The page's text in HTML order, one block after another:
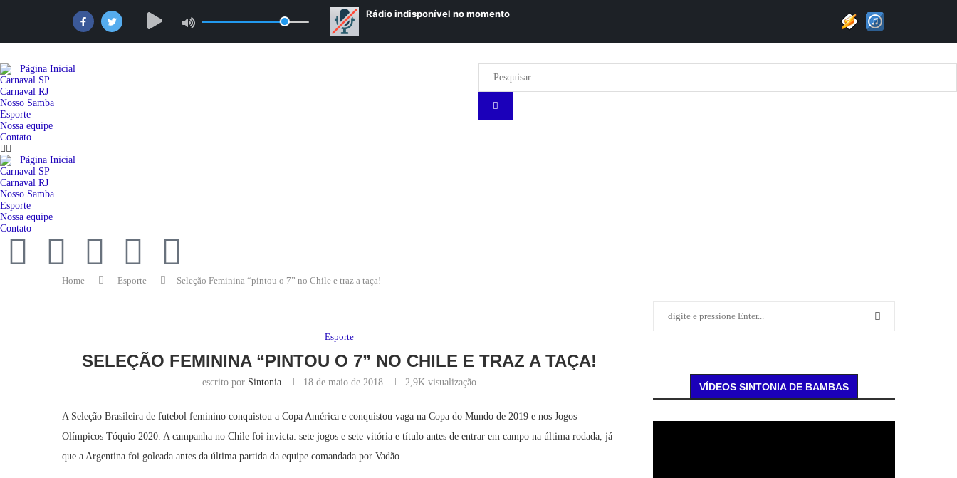
Página Inicial
Carnaval SP
Carnaval RJ
Nosso Samba
Esporte
Nossa equipe
Contato
Página Inicial
Carnaval SP
Carnaval RJ
Nosso Samba
Esporte
Nossa equipe
Contato
Home Esporte Seleção Feminina “pintou o 7” no Chile e traz a taça!
Esporte
SELEÇÃO FEMININA “PINTOU O 7” NO CHILE E TRAZ A TAÇA!
escrito por Sintonia 18 de maio de 2018 2,9K visualização
A Seleção Brasileira de futebol feminino conquistou a Copa América e conquistou vaga na Copa do Mundo de 2019 e nos Jogos
Olímpicos Tóquio 2020. A campanha no Chile foi invicta: sete jogos e sete vitória e título antes de entrar em campo na última rodada, já
que a Argentina foi goleada antes da última partida da equipe comandada por Vadão.
VÍDEOS SINTONIA DE BAMBAS